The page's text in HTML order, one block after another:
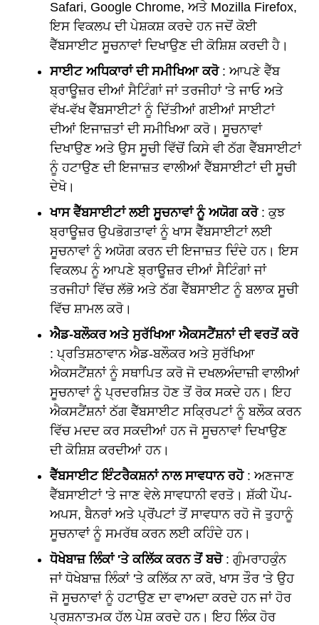
Safari, Google Chrome, ਅਤੇ Mozilla Firefox,
ਇਸ ਵਿਕਲਪ ਦੀ ਪੇਸ਼ਕਸ਼ ਕਰਦੇ ਹਨ ਜਦੋਂ ਕੋਈ
ਵੈੱਬਸਾਈਟ ਸੂਚਨਾਵਾਂ ਦਿਖਾਉਣ ਦੀ ਕੋਸ਼ਿਸ਼ ਕਰਦੀ ਹੈ।
ਸਾਈਟ ਅਧਿਕਾਰਾਂ ਦੀ ਸਮੀਖਿਆ ਕਰੋ: ਆਪਣੇ ਵੈੱਬ
ਬ੍ਰਾਊਜ਼ਰ ਦੀਆਂ ਸੈਟਿੰਗਾਂ ਜਾਂ ਤਰਜੀਹਾਂ 'ਤੇ ਜਾਓ ਅਤੇ
ਵੱਖ-ਵੱਖ ਵੈੱਬਸਾਈਟਾਂ ਨੂੰ ਦਿੱਤੀਆਂ ਗਈਆਂ ਸਾਈਟਾਂ
ਦੀਆਂ ਇਜਾਜ਼ਤਾਂ ਦੀ ਸਮੀਖਿਆ ਕਰੋ। ਸੂਚਨਾਵਾਂ
ਦਿਖਾਉਣ ਅਤੇ ਉਸ ਸੂਚੀ ਵਿੱਚੋਂ ਕਿਸੇ ਵੀ ਠੱਗ ਵੈੱਬਸਾਈਟਾਂ
ਨੂੰ ਹਟਾਉਣ ਦੀ ਇਜਾਜ਼ਤ ਵਾਲੀਆਂ ਵੈੱਬਸਾਈਟਾਂ ਦੀ ਸੂਚੀ
ਦੇਖੋ।
ਖਾਸ ਵੈੱਬਸਾਈਟਾਂ ਲਈ ਸੂਚਨਾਵਾਂ ਨੂੰ ਅਯੋਗ ਕਰੋ: ਕੁਝ
ਬ੍ਰਾਊਜ਼ਰ ਉਪਭੋਗਤਾਵਾਂ ਨੂੰ ਖਾਸ ਵੈੱਬਸਾਈਟਾਂ ਲਈ
ਸੂਚਨਾਵਾਂ ਨੂੰ ਅਯੋਗ ਕਰਨ ਦੀ ਇਜਾਜ਼ਤ ਦਿੰਦੇ ਹਨ। ਇਸ
ਵਿਕਲਪ ਨੂੰ ਆਪਣੇ ਬ੍ਰਾਊਜ਼ਰ ਦੀਆਂ ਸੈਟਿੰਗਾਂ ਜਾਂ
ਤਰਜੀਹਾਂ ਵਿੱਚ ਲੱਭੋ ਅਤੇ ਠੱਗ ਵੈੱਬਸਾਈਟ ਨੂੰ ਬਲਾਕ ਸੂਚੀ
ਵਿੱਚ ਸ਼ਾਮਲ ਕਰੋ।
ਐਡ-ਬਲੌਕਰ ਅਤੇ ਸੁਰੱਖਿਆ ਐਕਸਟੈਂਸ਼ਨਾਂ ਦੀ ਵਰਤੋਂ ਕਰੋ
: ਪ੍ਰਤਿਸ਼ਠਾਵਾਨ ਐਡ-ਬਲੌਕਰ ਅਤੇ ਸੁਰੱਖਿਆ
ਐਕਸਟੈਂਸ਼ਨਾਂ ਨੂੰ ਸਥਾਪਿਤ ਕਰੋ ਜੋ ਦਖਲਅੰਦਾਜ਼ੀ ਵਾਲੀਆਂ
ਸੂਚਨਾਵਾਂ ਨੂੰ ਪ੍ਰਦਰਸ਼ਿਤ ਹੋਣ ਤੋਂ ਰੋਕ ਸਕਦੇ ਹਨ। ਇਹ
ਐਕਸਟੈਂਸ਼ਨਾਂ ਠੱਗ ਵੈੱਬਸਾਈਟ ਸਕ੍ਰਿਪਟਾਂ ਨੂੰ ਬਲੌਕ ਕਰਨ
ਵਿੱਚ ਮਦਦ ਕਰ ਸਕਦੀਆਂ ਹਨ ਜੋ ਸੂਚਨਾਵਾਂ ਦਿਖਾਉਣ
ਦੀ ਕੋਸ਼ਿਸ਼ ਕਰਦੀਆਂ ਹਨ।
ਵੈੱਬਸਾਈਟ ਇੰਟਰੈਕਸ਼ਨਾਂ ਨਾਲ ਸਾਵਧਾਨ ਰਹੋ: ਅਣਜਾਣ
ਵੈੱਬਸਾਈਟਾਂ 'ਤੇ ਜਾਣ ਵੇਲੇ ਸਾਵਧਾਨੀ ਵਰਤੋ। ਸ਼ੱਕੀ ਪੌਪ-
ਅਪਸ, ਬੈਨਰਾਂ ਅਤੇ ਪ੍ਰੋਂਪਟਾਂ ਤੋਂ ਸਾਵਧਾਨ ਰਹੋ ਜੋ ਤੁਹਾਨੂੰ
ਸੂਚਨਾਵਾਂ ਨੂੰ ਸਮਰੱਥ ਕਰਨ ਲਈ ਕਹਿੰਦੇ ਹਨ।
ਧੋਖੇਬਾਜ਼ ਲਿੰਕਾਂ 'ਤੇ ਕਲਿੱਕ ਕਰਨ ਤੋਂ ਬਚੋ: ਗੁੰਮਰਾਹਕੁੰਨ
ਜਾਂ ਧੋਖੇਬਾਜ਼ ਲਿੰਕਾਂ 'ਤੇ ਕਲਿੱਕ ਨਾ ਕਰੋ, ਖਾਸ ਤੌਰ 'ਤੇ ਉਹ
ਜੋ ਸੂਚਨਾਵਾਂ ਨੂੰ ਹਟਾਉਣ ਦਾ ਵਾਅਦਾ ਕਰਦੇ ਹਨ ਜਾਂ ਹੋਰ
ਪ੍ਰਸ਼ਨਾਤਮਕ ਹੱਲ ਪੇਸ਼ ਕਰਦੇ ਹਨ। ਇਹ ਲਿੰਕ ਹੋਰ